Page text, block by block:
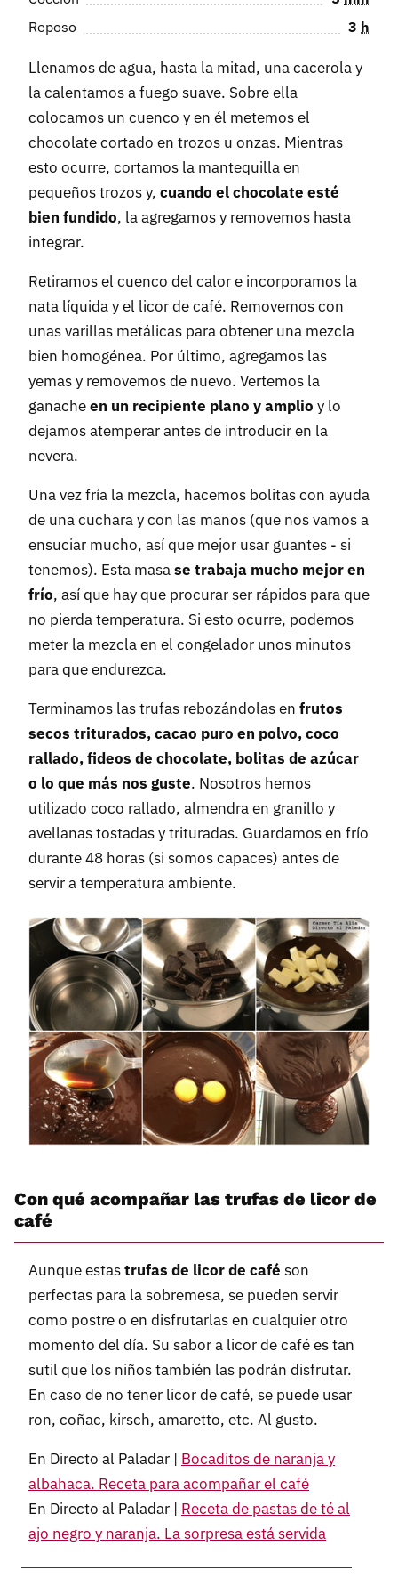
Reposo
3 h
Llenamos de agua, hasta la mitad, una cacerola y
la calentamos a fuego suave. Sobre ella
colocamos un cuenco y en él metemos el
chocolate cortado en trozos u onzas. Mientras
esto ocurre, cortamos la mantequilla en
pequeños trozos y, cuando el chocolate esté
bien fundido, la agregamos y removemos hasta
integrar.
Retiramos el cuenco del calor e incorporamos la
nata líquida y el licor de café. Removemos con
unas varillas metálicas para obtener una mezcla
bien homogénea. Por último, agregamos las
yemas y removemos de nuevo. Vertemos la
ganacheen un recipiente plano y amplio y lo
dejamos atemperar antes de introducir en la
nevera.
Una vez fría la mezcla, hacemos bolitas con ayuda
de una cuchara y con las manos (que nos vamos a
ensuciar mucho, así que mejor usar guantes - si
tenemos). Esta masase trabaja mucho mejor en
frío, así que hay que procurar ser rápidos para que
no pierda temperatura. Si esto ocurre, podemos
meter la mezcla en el congelador unos minutos
para que endurezca.
Terminamos las trufas rebozándolas en frutos
secos triturados, cacao puro en polvo, coco
rallado, fideos de chocolate, bolitas de azúcar
o lo que más nos guste. Nosotros hemos
utilizado coco rallado, almendra en granillo y
avellanas tostadas y trituradas. Guardamos en frío
durante 48 horas (si somos capaces) antes de
servir a temperatura ambiente.
Con qué acompañar las trufas de licor de
café
Aunque estastrufas de licor de café son
perfectas para la sobremesa, se pueden servir
como postre o en disfrutarlas en cualquier otro
momento del día. Su sabor a licor de café es tan
sutil que los niños también las podrán disfrutar.
En caso de no tener licor de café, se puede usar
ron, coñac, kirsch, amaretto, etc. Al gusto.
En Directo al Paladar | Bocaditos de naranja y
albahaca. Receta para acompañar el café
En Directo al Paladar | Receta de pastas de té al
ajo negro y naranja. La sorpresa está servida